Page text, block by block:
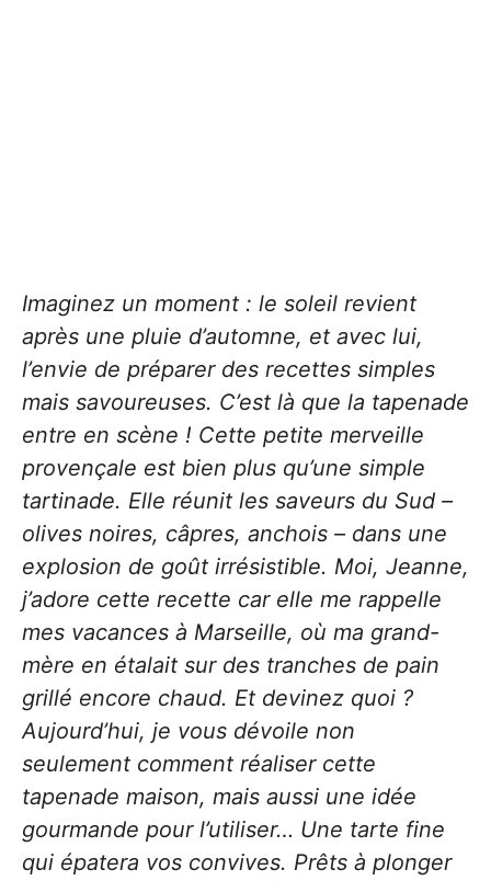
Imaginez un moment : le soleil revient
après une pluie d’automne, et avec lui,
l’envie de préparer des recettes simples
mais savoureuses. C’est là que la tapenade
entre en scène ! Cette petite merveille
provençale est bien plus qu’une simple
tartinade. Elle réunit les saveurs du Sud –
olives noires, câpres, anchois – dans une
explosion de goût irrésistible. Moi, Jeanne,
j’adore cette recette car elle me rappelle
mes vacances à Marseille, où ma grand-
mère en étalait sur des tranches de pain
grillé encore chaud. Et devinez quoi ?
Aujourd’hui, je vous dévoile non
seulement comment réaliser cette
tapenade maison, mais aussi une idée
gourmande pour l’utiliser… Une tarte fine
qui épatera vos convives. Prêts à plonger